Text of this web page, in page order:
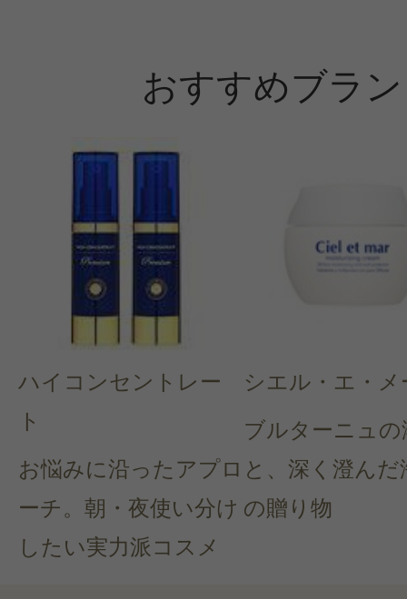
おすすめブラ
ハイコンセントレー
ト
お悩みに沿ったアプロ
ーチ。朝・夜使い分け
したい実力派コスメ
シエル・エ・メ
ブルターニュの
と、深く澄んだ
の贈り物